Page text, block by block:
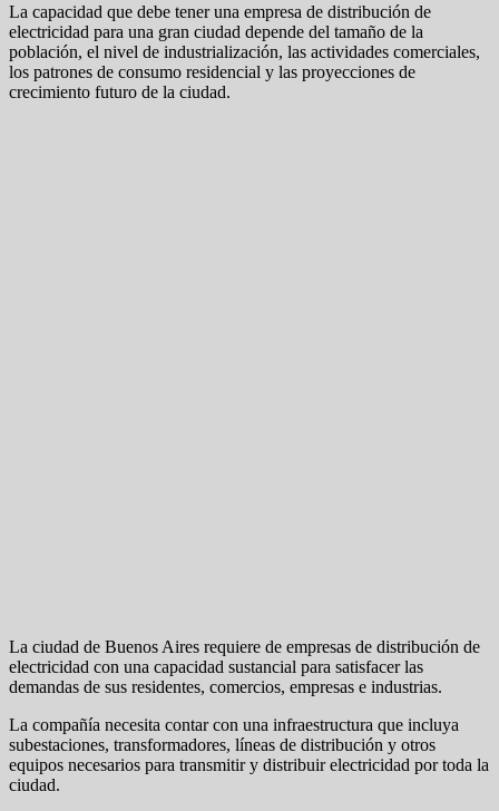
La capacidad que debe tener una empresa de distribución de
electricidad para una gran ciudad depende del tamaño de la
población, el nivel de industrialización, las actividades comerciales,
los patrones de consumo residencial y las proyecciones de
crecimiento futuro de la ciudad.
La ciudad de Buenos Aires requiere de empresas de distribución de
electricidad con una capacidad sustancial para satisfacer las
demandas de sus residentes, comercios, empresas e industrias.
La compañía necesita contar con una infraestructura que incluya
subestaciones, transformadores, líneas de distribución y otros
equipos necesarios para transmitir y distribuir electricidad por toda la
ciudad.